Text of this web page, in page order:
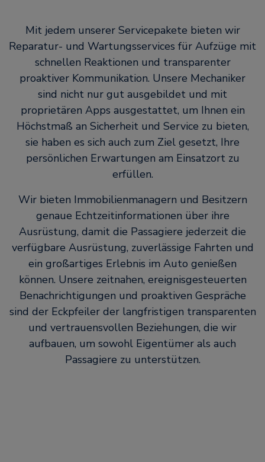
Mit jedem unserer Servicepakete bieten wir
Reparatur- und Wartungsservices für Aufzüge mit
schnellen Reaktionen und transparenter
proaktiver Kommunikation. Unsere Mechaniker
sind nicht nur gut ausgebildet und mit
proprietären Apps ausgestattet, um Ihnen ein
Höchstmaß an Sicherheit und Service zu bieten,
sie haben es sich auch zum Ziel gesetzt, Ihre
persönlichen Erwartungen am Einsatzort zu
erfüllen.
Wir bieten Immobilienmanagern und Besitzern
genaue Echtzeitinformationen über ihre
Ausrüstung, damit die Passagiere jederzeit die
verfügbare Ausrüstung, zuverlässige Fahrten und
ein großartiges Erlebnis im Auto genießen
können. Unsere zeitnahen, ereignisgesteuerten
Benachrichtigungen und proaktiven Gespräche
sind der Eckpfeiler der langfristigen transparenten
und vertrauensvollen Beziehungen, die wir
aufbauen, um sowohl Eigentümer als auch
Passagiere zu unterstützen.